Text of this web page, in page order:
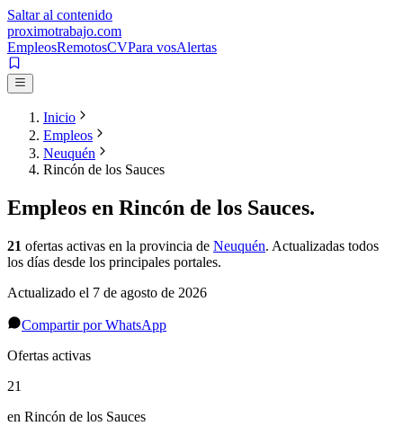
Saltar al contenido
proximotrabajo.com
EmpleosRemotosCVPara vosAlertas
Inicio
Empleos
Neuquén
Rincón de los Sauces
Empleos en Rincón de los Sauces.
21 ofertas activas en la provincia de Neuquén. Actualizadas todos
los días desde los principales portales.
Actualizado el 7 de agosto de 2026
Compartir por WhatsApp
Ofertas activas
21
en Rincón de los Sauces